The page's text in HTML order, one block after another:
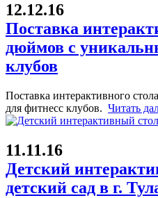
12.12.16
Поставка
дюймов с
клубов
Поставка интерактивного
для фитнесс клубов. Читать
11.11.16
Детский
детский сад в г.